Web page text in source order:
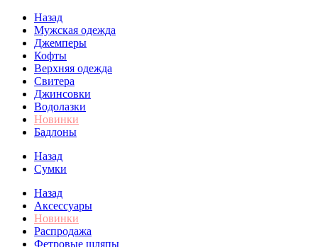
Назад
Мужская одежда
Джемперы
Кофты
Верхняя одежда
Свитера
Джинсовки
Водолазки
Новинки
Бадлоны
Назад
Сумки
Назад
Аксессуары
Новинки
Распродажа
Фетровые шляпы